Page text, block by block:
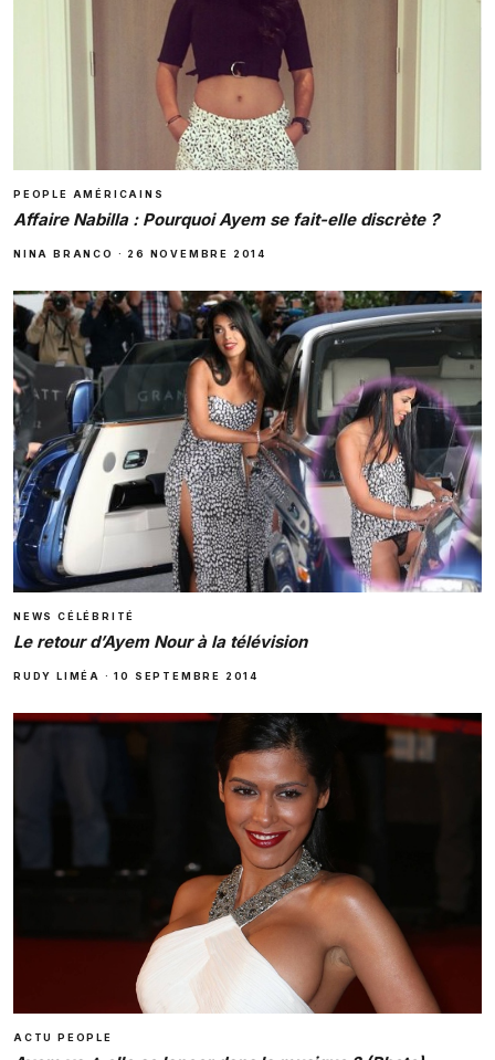
PEOPLE AMÉRICAINS
Affaire Nabilla : Pourquoi Ayem se fait-elle discrète ?
NINA BRANCO · 26 NOVEMBRE 2014
NEWS CÉLÉBRITÉ
Le retour d’Ayem Nour à la télévision
RUDY LIMÉA ·10 SEPTEMBRE 2014
ACTU PEOPLE